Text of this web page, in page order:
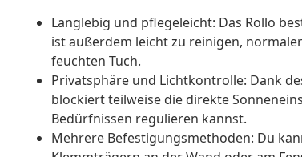
Langlebig und pflegeleicht: Das Rollo
ist außerdem leicht zu reinigen,
feuchten Tuch.
Privatsphäre und Lichtkontrolle: Dank
blockiert teilweise die direkte
Bedürfnissen regulieren kannst.
Mehrere Befestigungsmethoden: Du